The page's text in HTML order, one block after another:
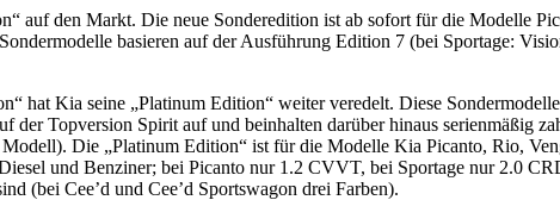
auf den Markt. Die neue Sonderedition ist ab sofort für die Modelle
basieren auf der Ausführung Edition 7 (bei Sportage:
hat Kia seine „Platinum Edition“ weiter veredelt. Diese
der Topversion Spirit auf und beinhalten darüber hinaus serienmäßig
Die „Platinum Edition“ ist für die Modelle Kia Picanto, Rio,
und Benziner; bei Picanto nur 1.2 CVVT, bei Sportage nur 2.0
(bei Cee’d und Cee’d Sportswagon drei Farben).